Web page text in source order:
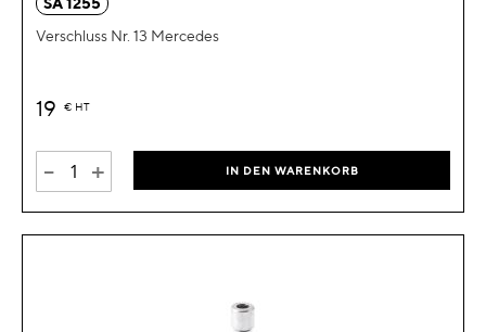
Verschluss Nr. 13 Mercedes
19 € HT
- + IN DEN WARENKORB